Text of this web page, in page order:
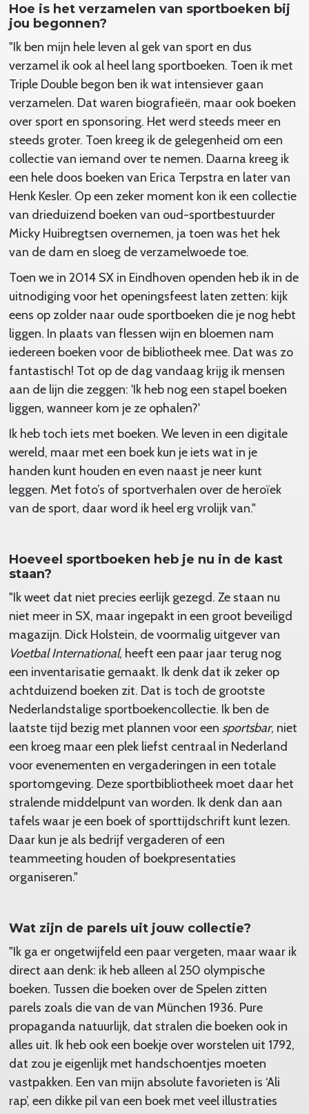
Hoe is het verzamelen van sportboeken bij
jou begonnen?
"Ik ben mijn hele leven al gek van sport en dus
verzamel ik ook al heel lang sportboeken. Toen ik met
Triple Double begon ben ik wat intensiever gaan
verzamelen. Dat waren biografieën, maar ook boeken
over sport en sponsoring. Het werd steeds meer en
steeds groter. Toen kreeg ik de gelegenheid om een
collectie van iemand over te nemen. Daarna kreeg ik
een hele doos boeken van Erica Terpstra en later van
Henk Kesler. Op een zeker moment kon ik een collectie
van drieduizend boeken van oud-sportbestuurder
Micky Huibregtsen overnemen, ja toen was het hek
van de dam en sloeg de verzamelwoede toe.
Toen we in 2014 SX in Eindhoven openden heb ik in de
uitnodiging voor het openingsfeest laten zetten: kijk
eens op zolder naar oude sportboeken die je nog hebt
liggen. In plaats van flessen wijn en bloemen nam
iedereen boeken voor de bibliotheek mee. Dat was zo
fantastisch! Tot op de dag vandaag krijg ik mensen
aan de lijn die zeggen: 'Ik heb nog een stapel boeken
liggen, wanneer kom je ze ophalen?'
Ik heb toch iets met boeken. We leven in een digitale
wereld, maar met een boek kun je iets wat in je
handen kunt houden en even naast je neer kunt
leggen. Met foto’s of sportverhalen over de heroïek
van de sport, daar word ik heel erg vrolijk van."
Hoeveel sportboeken heb je nu in de kast
staan?
"Ik weet dat niet precies eerlijk gezegd. Ze staan nu
niet meer in SX, maar ingepakt in een groot beveiligd
magazijn. Dick Holstein, de voormalig uitgever van
Voetbal International, heeft een paar jaar terug nog
een inventarisatie gemaakt. Ik denk dat ik zeker op
achtduizend boeken zit. Dat is toch de grootste
Nederlandstalige sportboekencollectie. Ik ben de
laatste tijd bezig met plannen voor een sportsbar, niet
een kroeg maar een plek liefst centraal in Nederland
voor evenementen en vergaderingen in een totale
sportomgeving. Deze sportbibliotheek moet daar het
stralende middelpunt van worden. Ik denk dan aan
tafels waar je een boek of sporttijdschrift kunt lezen.
Daar kun je als bedrijf vergaderen of een
teammeeting houden of boekpresentaties
organiseren."
Wat zijn de parels uit jouw collectie?
"Ik ga er ongetwijfeld een paar vergeten, maar waar ik
direct aan denk: ik heb alleen al 250 olympische
boeken. Tussen die boeken over de Spelen zitten
parels zoals die van de van München 1936. Pure
propaganda natuurlijk, dat stralen die boeken ook in
alles uit. Ik heb ook een boekje over worstelen uit 1792,
dat zou je eigenlijk met handschoentjes moeten
vastpakken. Een van mijn absolute favorieten is ‘Ali
rap’, een dikke pil van een boek met veel illustraties